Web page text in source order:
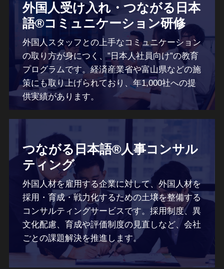
外国人受け入れ・つながる日本
語®コミュニケーション研修
外国人スタッフとの上手なコミュニケーション
の取り方が身につく、”日本人社員向け”の教育
プログラムです。経済産業省や富山県などの施
策にも取り上げられており、年1,000社への提
供実績があります。
つながる日本語®人事コンサル
ティング
外国人材を雇用する企業に対して、外国人材を
採用・育成・戦力化するための土壌を整備する
コンサルティングサービスです。採用制度、異
文化配慮、育成や評価制度の見直しなど、会社
ごとの課題解決を推進します。